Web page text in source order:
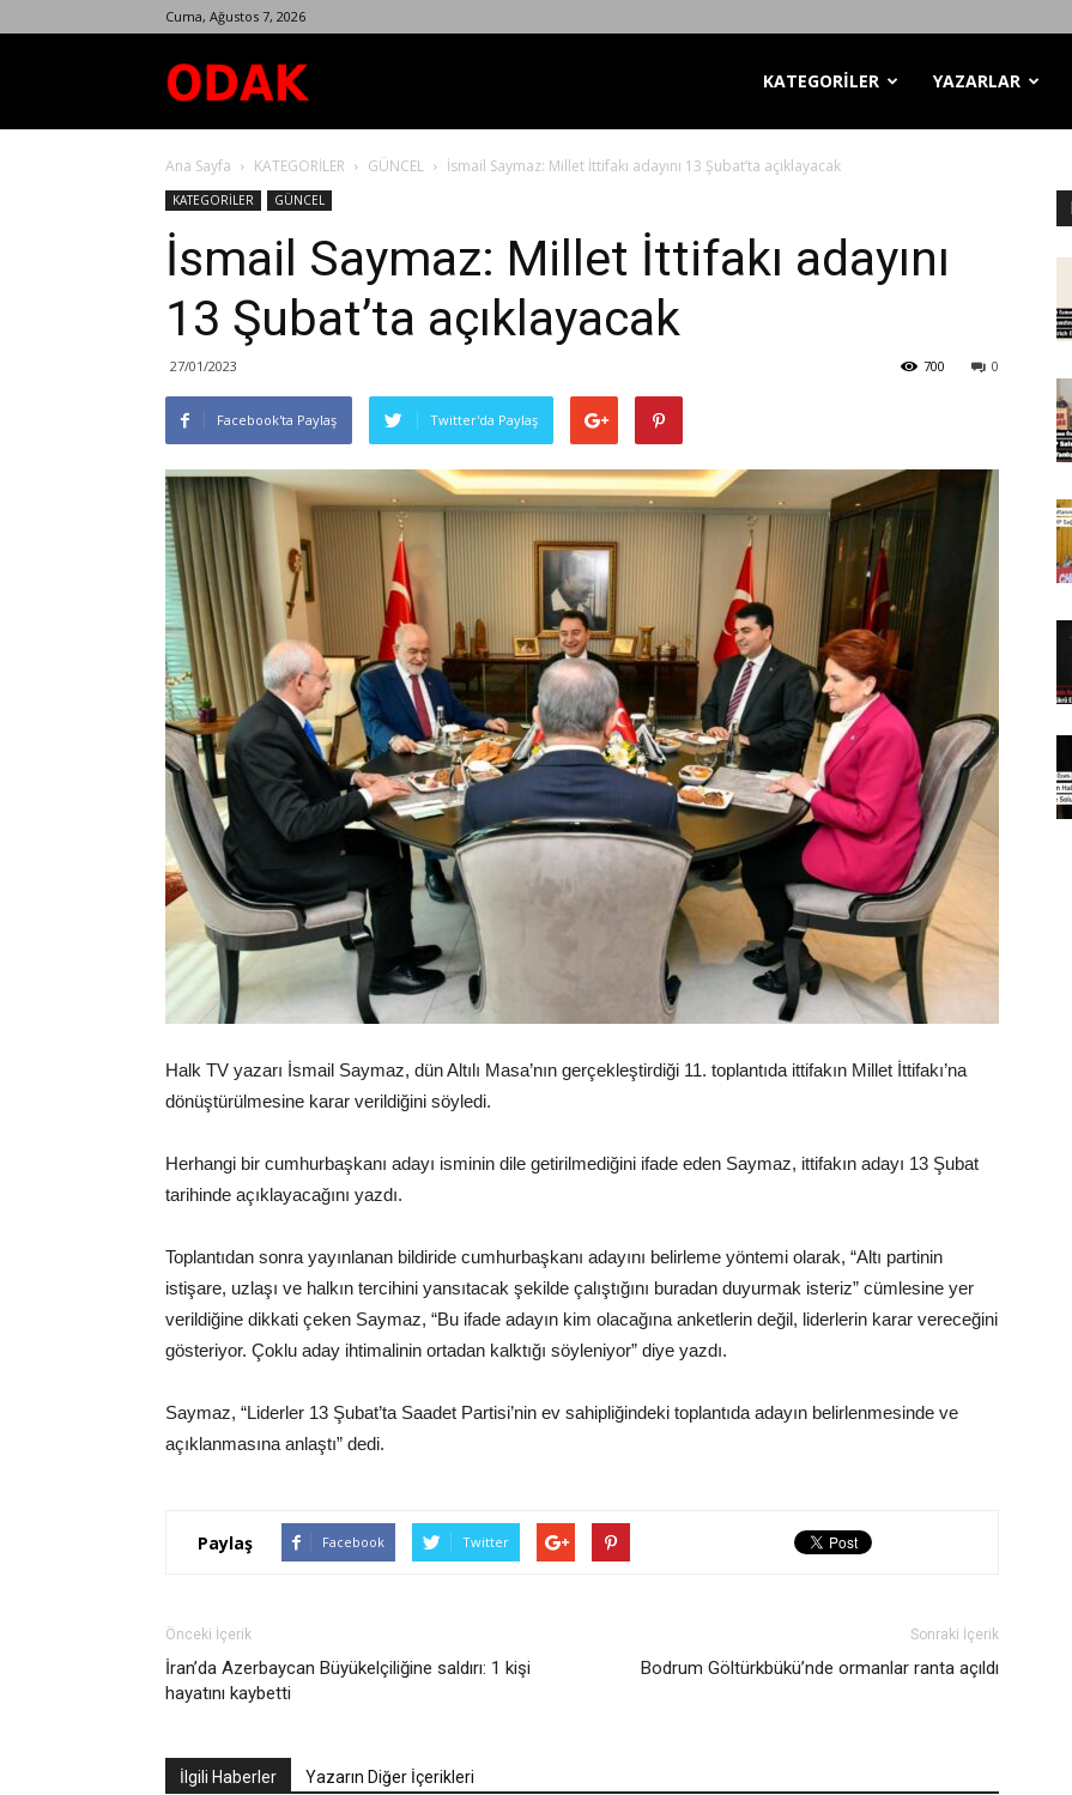
Cuma, Ağustos 7, 2026
Dergisi
KATEGORİLER YAZARLAR
Ana Sayfa KATEGORİLER GÜNCEL İsmail Saymaz: Millet İttifakı adayını 13 Şubat’ta açıklayacak
KATEGORİLER GÜNCEL
İsmail Saymaz: Millet İttifakı adayını
13 Şubat’ta açıklayacak
27/01/2023 0
700
Facebook'ta Paylaş Twitter'da Paylaş
Halk TV yazarı İsmail Saymaz, dün Altılı Masa’nın gerçekleştirdiği 11. toplantıda ittifakın Millet İttifakı’na
dönüştürülmesine karar verildiğini söyledi.
Herhangi bir cumhurbaşkanı adayı isminin dile getirilmediğini ifade eden Saymaz, ittifakın adayı 13 Şubat
tarihinde açıklayacağını yazdı.
Toplantıdan sonra yayınlanan bildiride cumhurbaşkanı adayını belirleme yöntemi olarak, “Altı partinin
istişare, uzlaşı ve halkın tercihini yansıtacak şekilde çalıştığını buradan duyurmak isteriz” cümlesine yer
verildiğine dikkati çeken Saymaz, “Bu ifade adayın kim olacağına anketlerin değil, liderlerin karar vereceğini
gösteriyor. Çoklu aday ihtimalinin ortadan kalktığı söyleniyor” diye yazdı.
Saymaz, “Liderler 13 Şubat’ta Saadet Partisi’nin ev sahipliğindeki toplantıda adayın belirlenmesinde ve
açıklanmasına anlaştı” dedi.
Paylaş Facebook Twitter
Önceki İçerik
İran’da Azerbaycan Büyükelçiliğine saldırı: 1 kişi
hayatını kaybetti
Sonraki İçerik
Bodrum Göltürkbükü’nde ormanlar ranta açıldı
İlgili Haberler Yazarın Diğer İçerikleri